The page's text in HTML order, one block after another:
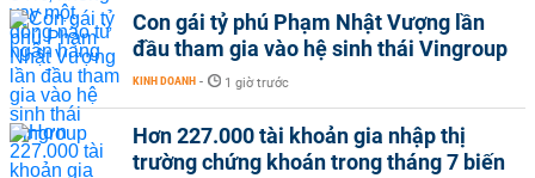
Con gái tỷ phú Phạm Nhật Vượng lần
đầu tham gia vào hệ sinh thái Vingroup
KINH DOANH - 1 giờ trước
Hơn 227.000 tài khoản gia nhập thị
trường chứng khoán trong tháng 7 biến